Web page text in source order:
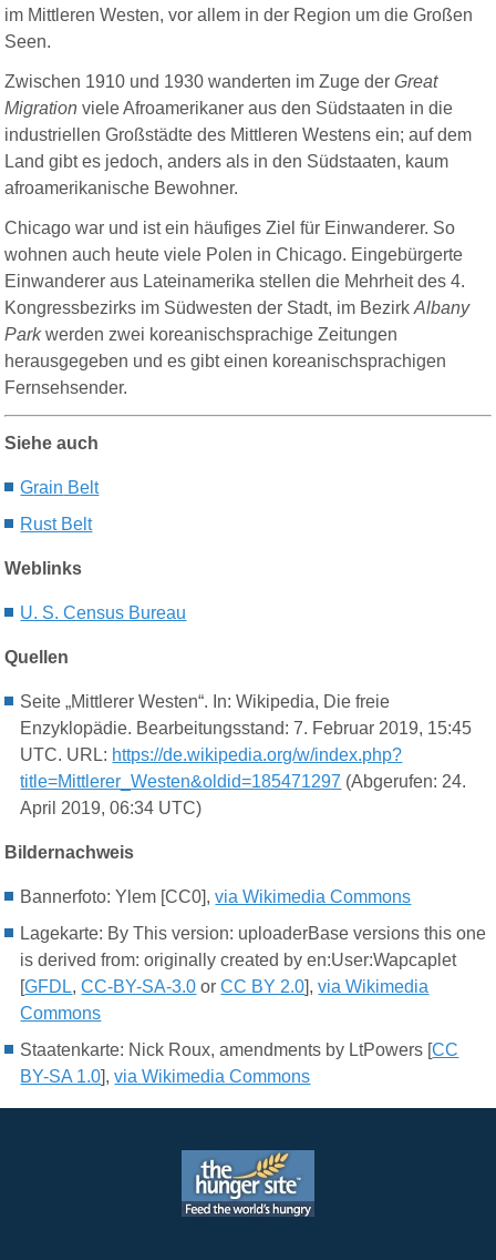
im Mittleren Westen, vor allem in der Region um die Großen
Seen.
Zwischen 1910 und 1930 wanderten im Zuge derGreat
Migrationviele Afroamerikaner aus den Südstaaten in die
industriellen Großstädte des Mittleren Westens ein; auf dem
Land gibt es jedoch, anders als in den Südstaaten, kaum
afroamerikanische Bewohner.
Chicago war und ist ein häufiges Ziel für Einwanderer. So
wohnen auch heute viele Polen in Chicago. Eingebürgerte
Einwanderer aus Lateinamerika stellen die Mehrheit des 4.
Kongressbezirks im Südwesten der Stadt, im BezirkAlbany
Parkwerden zwei koreanischsprachige Zeitungen
herausgegeben und es gibt einen koreanischsprachigen
Fernsehsender.
Siehe auch
Grain Belt
Rust Belt
Weblinks
U. S. Census Bureau
Quellen
Seite „Mittlerer Westen“. In: Wikipedia, Die freie
Enzyklopädie. Bearbeitungsstand: 7. Februar 2019, 15:45
UTC. URL: https://de.wikipedia.org/w/index.php?
title=Mittlerer_Westen&oldid=185471297 (Abgerufen: 24.
April 2019, 06:34 UTC)
Bildernachweis
Bannerfoto: Ylem [CC0],via Wikimedia Commons
Lagekarte: By This version: uploaderBase versions this one
is derived from: originally created by en:User:Wapcaplet
[GFDL,CC-BY-SA-3.0 orCC BY 2.0],via Wikimedia
Commons
Staatenkarte: Nick Roux, amendments by LtPowers [CC
BY-SA 1.0],via Wikimedia Commons